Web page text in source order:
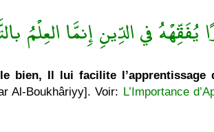
في الدِّينِ إِنمَّا العِلْمُ
bien, Il lui facilite
Al-Boukhâriyy]. Voir: L’Importance